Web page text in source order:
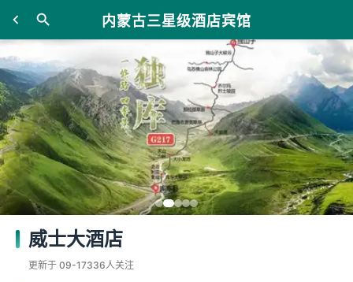
内蒙古三星级酒店宾馆
威士大酒店
更新于 09-17336人关注